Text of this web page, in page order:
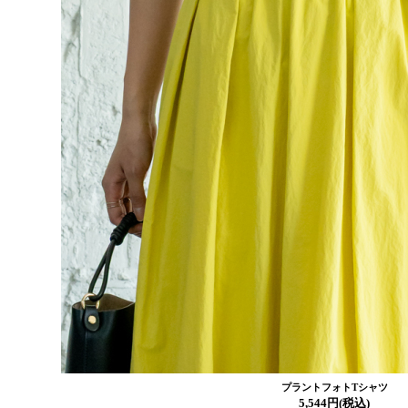
プラントフォトTシャツ
5,544円(税込)